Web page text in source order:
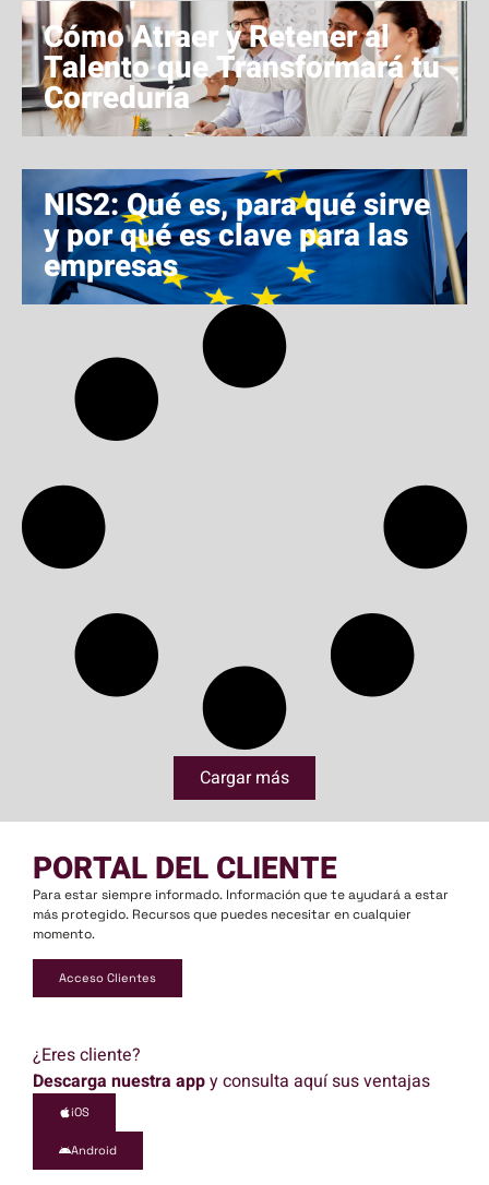
Cómo Atraer y Retener al
Talento que Transformará tu
Correduría
NIS2: Qué es, para qué sirve
y por qué es clave para las
empresas
Cargar más
PORTAL DEL CLIENTE
Para estar siempre informado. Información que te ayudará a estar
más protegido. Recursos que puedes necesitar en cualquier
momento.
Acceso Clientes
¿Eres cliente?
Descarga nuestra appy consulta aquí sus ventajas
iOS
Android